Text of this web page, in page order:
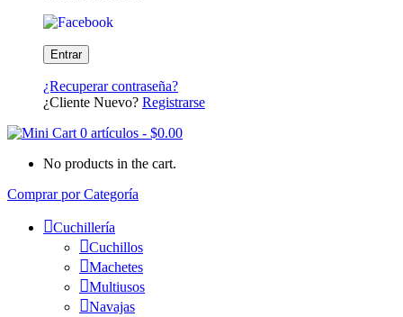
¿Recuperar contraseña?
¿Cliente Nuevo? Registrarse
0 artículos - $0.00
No products in the cart.
Comprar por Categoría
Cuchillería
Cuchillos
Machetes
Multiusos
Navajas